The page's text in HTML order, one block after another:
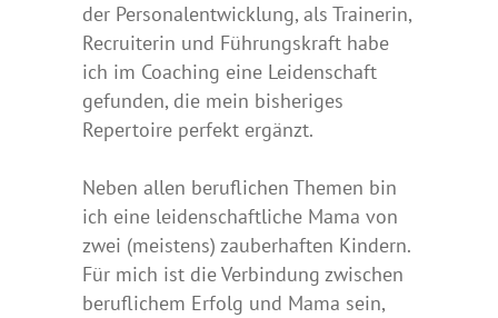
der Personalentwicklung, als Trainerin,
Recruiterin und Führungskraft habe
ich im Coaching eine Leidenschaft
gefunden, die mein bisheriges
Repertoire perfekt ergänzt.
Neben allen beruflichen Themen bin
ich eine leidenschaftliche Mama von
zwei (meistens) zauberhaften Kindern.
Für mich ist die Verbindung zwischen
beruflichem Erfolg und Mama sein,